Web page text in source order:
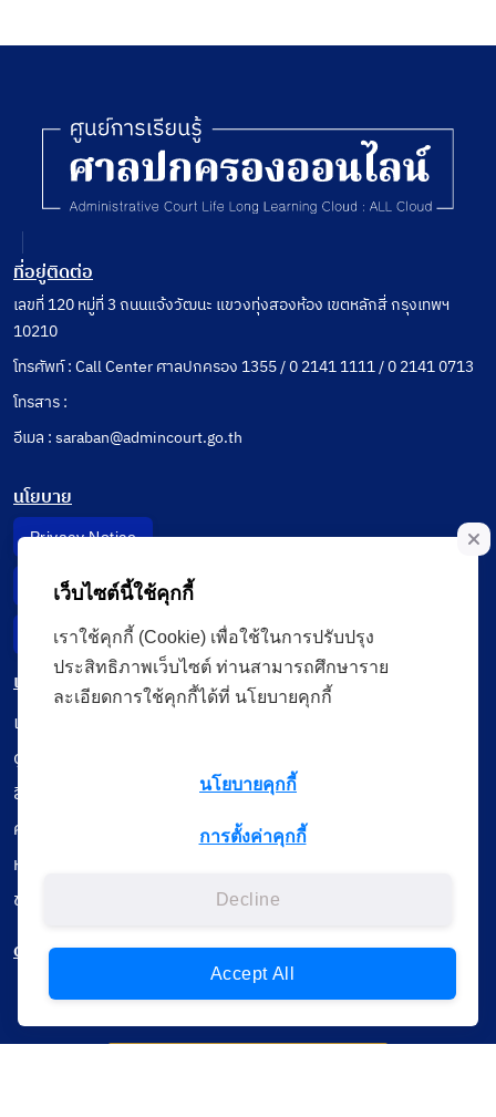
ที่อยู่ติดต่อ
เลขที่ 120 หมู่ที่ 3 ถนนแจ้งวัฒนะ แขวงทุ่งสองห้อง เขตหลักสี่ กรุงเทพฯ
10210
โทรศัพท์ : Call Center ศาลปกครอง 1355 / 0 2141 1111 / 0 2141 0713
โทรสาร :
อีเมล : saraban@admincourt.go.th
นโยบาย
Privacy Notice
Data Subject Right
Incident Report
เมนู
เรียนออนไลน์
ดูถ่ายทอดสด
สื่อการเรียนรู้
ค้นรายการหนังสือ
หนังสืออิเล็กทรอนิกส์
ข้อมูลผู้ใช้งาน
ดาวน์โหลดใช้งานบนแอปพลิเคชัน
เว็บไซต์นี้ใช้คุกกี้
เราใช้คุกกี้ (Cookie) เพื่อใช้ในการปรับปรุง
ประสิทธิภาพเว็บไซต์ ท่านสามารถศึกษาราย
ละเอียดการใช้คุกกี้ได้ที่ นโยบายคุกกี้
นโยบายคุกกี้
การตั้งค่าคุกกี้
Decline
Accept All